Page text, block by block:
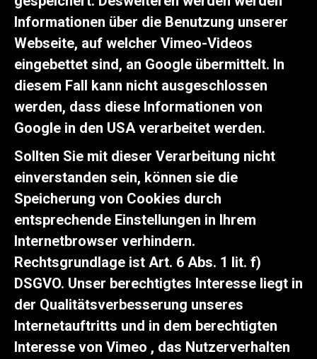
Informationen über die Benutzung unserer
Webseite, auf welcher Vimeo-Videos
eingebettet sind, an Google übermittelt. In
diesem Fall kann nicht ausgeschlossen
werden, dass diese Informationen von
Google in den USA verarbeitet werden.
Sollten Sie mit dieser Verarbeitung nicht
einverstanden sein, können sie die
Speicherung von Cookies durch
entsprechende Einstellungen in Ihrem
Internetbrowser verhindern.
Rechtsgrundlage ist Art. 6 Abs. 1 lit. f)
DSGVO. Unser berechtigtes Interesse liegt in
der Qualitätsverbesserung unseres
Internetauftritts und in dem berechtigten
Interesse von Vimeo , das Nutzerverhalten